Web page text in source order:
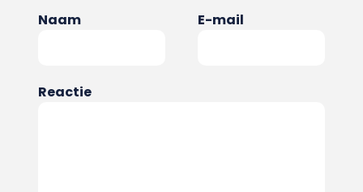
Naam E-mail
Reactie